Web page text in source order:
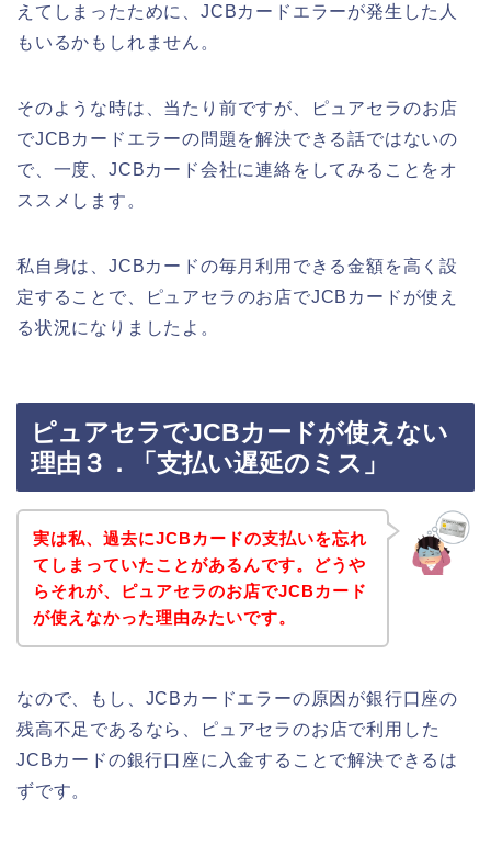
えてしまったために、JCBカードエラーが発生した人
もいるかもしれません。
そのような時は、当たり前ですが、ピュアセラのお店
でJCBカードエラーの問題を解決できる話ではないの
で、一度、JCBカード会社に連絡をしてみることをオ
ススメします。
私自身は、JCBカードの毎月利用できる金額を高く設
定することで、ピュアセラのお店でJCBカードが使え
る状況になりましたよ。
ピュアセラでJCBカードが使えない
理由３．「支払い遅延のミス」
実は私、過去にJCBカードの支払いを忘れ
てしまっていたことがあるんです。どうや
らそれが、ピュアセラのお店でJCBカード
が使えなかった理由みたいです。
なので、もし、JCBカードエラーの原因が銀行口座の
残高不足であるなら、ピュアセラのお店で利用した
JCBカードの銀行口座に入金することで解決できるは
ずです。